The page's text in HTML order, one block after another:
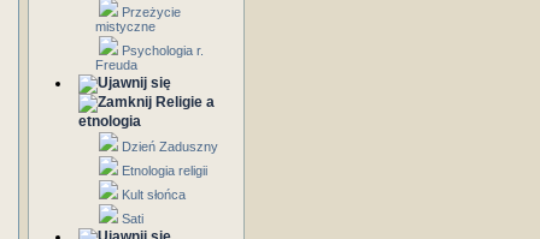
Przeżycie
mistyczne
Psychologia r.
Freuda
Religie a
etnologia
Dzień Zaduszny
Etnologia religii
Kult słońca
Sati